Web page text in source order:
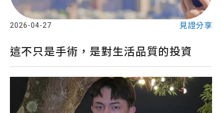
2026-04-27 見證分享
這不只是手術，是對生活品質的投資